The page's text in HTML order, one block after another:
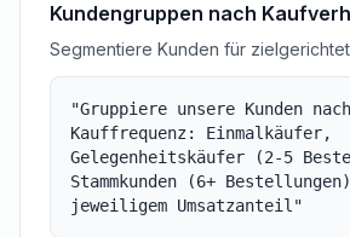
Kundengruppen nach
Segmentiere Kunden für
"Gruppiere unsere Kunden nach
Kauffrequenz: Einmalkäufer,
Gelegenheitskäufer (2-5
Stammkunden (6+
jeweiligem Umsatzanteil "